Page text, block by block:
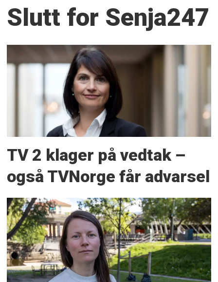
Slutt for Senja247
TV 2 klager på vedtak –
også TVNorge får advarsel